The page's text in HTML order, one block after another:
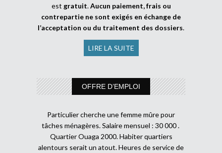
est gratuit.Aucun paiement, frais ou
contrepartie ne sont exigés en échange de
l’acceptation ou du traitement des dossiers.
LIRE LA SUITE
OFFRE D’EMPLOI
Particulier cherche une femme mûre pour
tâches ménagères. Salaire mensuel : 30 000 .
Quartier Ouaga 2000. Habiter quartiers
alentours serait un atout. Heures de service de